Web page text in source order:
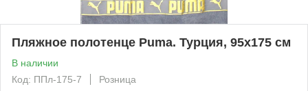
Пляжное полотенце Puma. Турция, 95х175 см
В наличии
Код: ППл-175-7
Розница